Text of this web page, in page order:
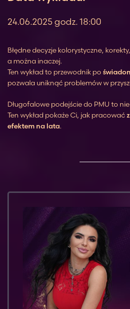
24.06.2025 godz. 18:00
Błędne decyzje kolorystyczne,
a można inaczej.
Ten wykład to przewodnik po
pozwala uniknąć problemów w
Długofalowe podejście do PMU to
Ten wykład pokaże Ci, jak pracować
efektem na lata.